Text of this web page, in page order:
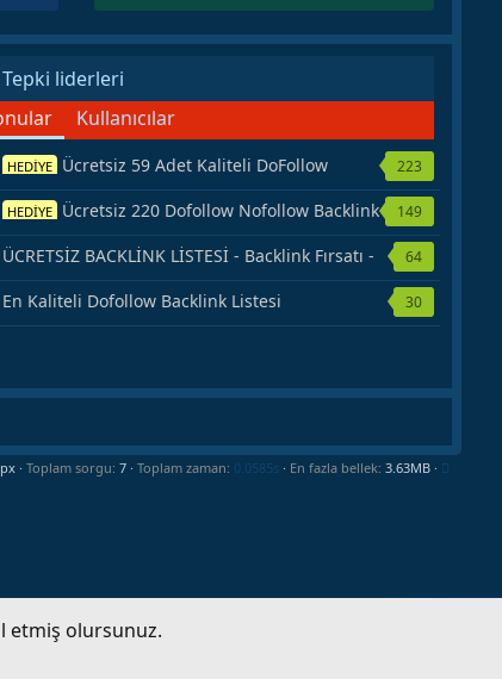
Tepki liderleri
Kullanıcılar
HEDİYE Ücretsiz 59 Adet Kaliteli DoFollow
Backlink Kaynağı Veriyorum.
223
HEDİYE Ücretsiz 220 Dofollow Nofollow Backlink
Veriyorum
149
ÜCRETSİZ BACKLİNK LİSTESİ - Backlink Fırsatı -
Hemen Yetiş!
64
En Kaliteli Dofollow Backlink Listesi 30
Toplam sorgu 7 Toplam zaman 0.0585s En fazla bellek 3.63MB
etmiş olursunuz.